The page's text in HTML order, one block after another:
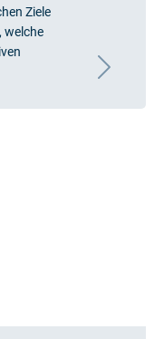
Ziele
welche